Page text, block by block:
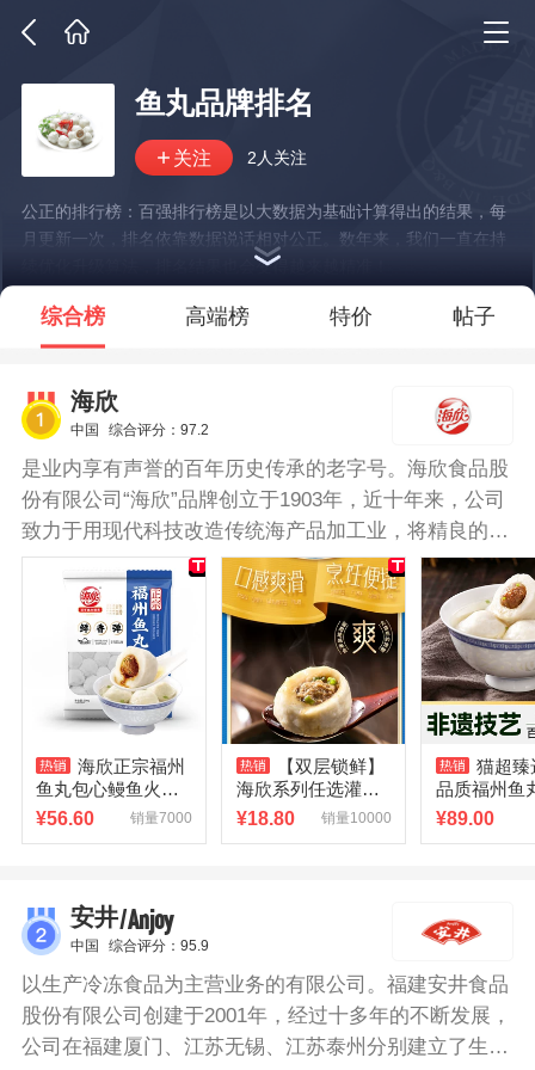
鱼丸品牌排名
2人关注
公正的排行榜：百强排行榜是以大数据为基础计算得出的结果，每
月更新一次，排名依靠数据说话相对公正。数年来，我们一直在持
续优化升级算法，排名结果也会变得越来越精准！
*说明：仅展示部分数据
综合榜 高端榜 特价 帖子
海欣
中国 综合评分：97.2
是业内享有声誉的百年历史传承的老字号。海欣食品股
份有限公司“海欣”品牌创立于1903年，近十年来，公司
致力于用现代科技改造传统海产品加工业，将精良的食
品工程技术、生物技术应用于海洋水产品的精深和高值
化加工方面并取得突出成绩。海欣鱼丸采用新鲜鱼肉为
主的优质原材料加工而成，肉馅饱满，汤汁美味，吃起
来入口顺滑，适合火锅涮煮，油炸烧烤等烹饪方法。
海欣正宗福州
鱼丸包心鳗鱼火锅
食材福建特产百年
¥56.60 销量7000
【双层锁鲜】
海欣系列任选灌汤
福州鱼丸虾滑牛肉
¥18.80 销量10000
猫超臻
品质福州鱼
非遗技艺特
¥89.00
安井/Anjoy
中国 综合评分：95.9
以生产冷冻食品为主营业务的有限公司。福建安井食品
股份有限公司创建于2001年，经过十多年的不断发展，
公司在福建厦门、江苏无锡、江苏泰州分别建立了生产